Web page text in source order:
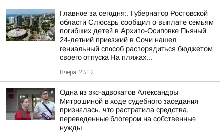
Главное за сегодня:. Губернатор Ростовской
области Слюсарь сообщил о выплате семьям
погибших детей в Архипо-Осиповке Пьяный
24-летний приезжий в Сочи нашел
гениальный способ распорядиться бюджетом
своего отпуска На пляжах...
Вчера, 23:12
Одна из экс-адвокатов Александры
Митрошиной в ходе судебного заседания
призналась, что растратила средства,
переведенные блогером на собственные
нужды